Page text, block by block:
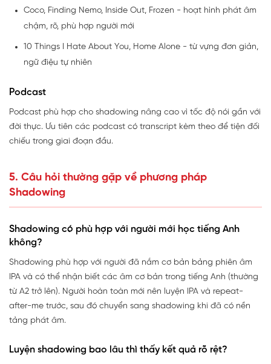
Coco, Finding Nemo, Inside Out, Frozen - hoạt hình phát âm
chậm, rõ, phù hợp người mới
10 Things I Hate About You, Home Alone - từ vựng đơn giản,
ngữ điệu tự nhiên
Podcast
Podcast phù hợp cho shadowing nâng cao vì tốc độ nói gần với
đời thực. Ưu tiên các podcast có transcript kèm theo để tiện đối
chiếu trong giai đoạn đầu.
5. Câu hỏi thường gặp về phương pháp
Shadowing
Shadowing có phù hợp với người mới học tiếng Anh
không?
Shadowing phù hợp với người đã nắm cơ bản bảng phiên âm
IPA và có thể nhận biết các âm cơ bản trong tiếng Anh (thường
từ A2 trở lên). Người hoàn toàn mới nên luyện IPA và repeat-
after-me trước, sau đó chuyển sang shadowing khi đã có nền
tảng phát âm.
Luyện shadowing bao lâu thì thấy kết quả rõ rệt?